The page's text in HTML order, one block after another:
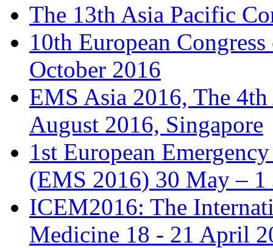
The 13th Asia Pacific
10th European
October 2016
EMS Asia 2016, The
August 2016, Singapore
1st European
(EMS 2016) 30 May – 1
ICEM2016: The
Medicine 18 - 21 April